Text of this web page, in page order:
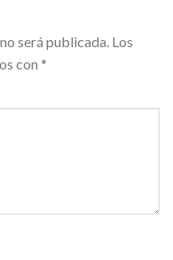
será publicada. Los
con *